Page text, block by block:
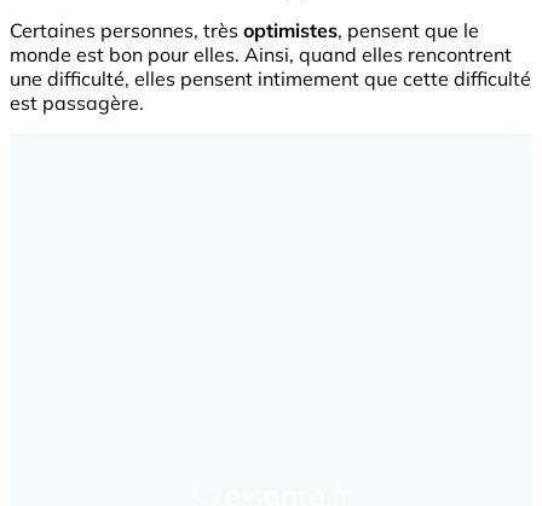
Certaines personnes, très optimistes, pensent que le
monde est bon pour elles. Ainsi, quand elles rencontrent
une difficulté, elles pensent intimement que cette difficulté
est passagère.